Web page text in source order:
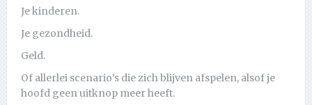
Je kinderen.
Je gezondheid.
Geld.
Of allerlei scenario’s die zich blijven afspelen, alsof je
hoofd geen uitknop meer heeft.